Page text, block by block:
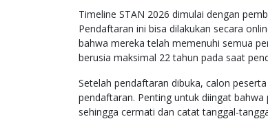
Timeline STAN 2026 dimulai dengan
Pendaftaran ini bisa dilakukan secara
bahwa mereka telah memenuhi semua
berusia maksimal 22 tahun pada saat
Setelah pendaftaran dibuka, calon
pendaftaran. Penting untuk diingat
sehingga cermati dan catat tanggal-